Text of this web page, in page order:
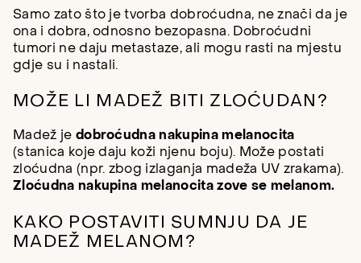
Samo zato što je tvorba dobroćudna, ne znači da je
ona i dobra, odnosno bezopasna. Dobroćudni
tumori ne daju metastaze, ali mogu rasti na mjestu
gdje su i nastali.
MOŽE LI MADEŽ BITI ZLOĆUDAN?
Madež je dobroćudna nakupina melanocita
(stanica koje daju koži njenu boju). Može postati
zloćudna (npr. zbog izlaganja madeža UV zrakama).
Zloćudna nakupina melanocita zove se melanom.
KAKO POSTAVITI SUMNJU DA JE
MADEŽ MELANOM?